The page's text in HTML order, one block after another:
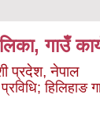
गाउँ
प्रदेश, नेपाल
हिलिहाङ